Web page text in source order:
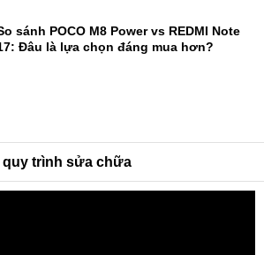
sánh POCO M8 Power vs REDMI Note
Đâu là lựa chọn đáng mua hơn?
trình sửa chữa